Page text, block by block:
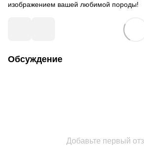
изображением вашей любимой породы!
Обсуждение
Добавьте первый